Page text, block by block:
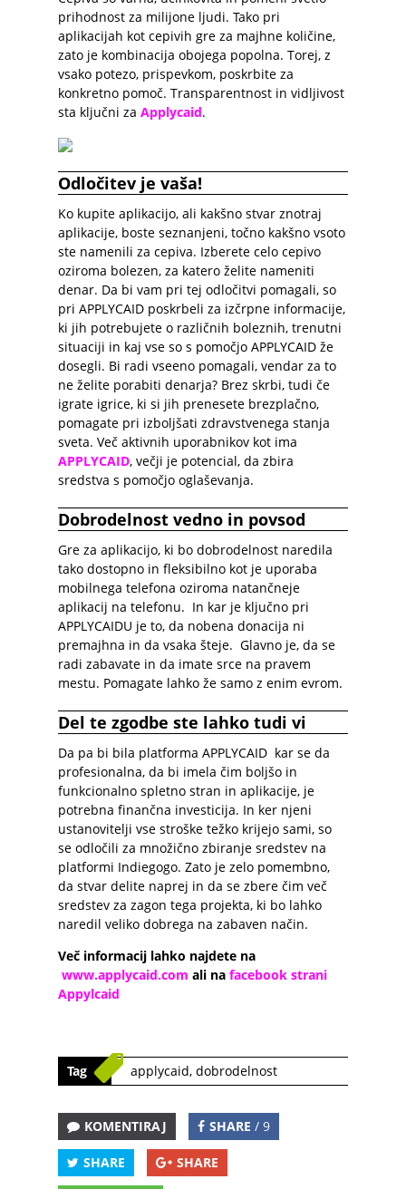
prihodnost za milijone ljudi. Tako pri
aplikacijah kot cepivih gre za majhne količine,
zato je kombinacija obojega popolna. Torej, z
vsako potezo, prispevkom, poskrbite za
konkretno pomoč. Transparentnost in vidljivost
sta ključni za Applycaid.
Odločitev je vaša!
Ko kupite aplikacijo, ali kakšno stvar znotraj
aplikacije, boste seznanjeni, točno kakšno vsoto
ste namenili za cepiva. Izberete celo cepivo
oziroma bolezen, za katero želite nameniti
denar. Da bi vam pri tej odločitvi pomagali, so
pri APPLYCAID poskrbeli za izčrpne informacije,
ki jih potrebujete o različnih boleznih, trenutni
situaciji in kaj vse so s pomočjo APPLYCAID že
dosegli. Bi radi vseeno pomagali, vendar za to
ne želite porabiti denarja? Brez skrbi, tudi če
igrate igrice, ki si jih prenesete brezplačno,
pomagate pri izboljšati zdravstvenega stanja
sveta. Več aktivnih uporabnikov kot ima
APPLYCAID, večji je potencial, da zbira
sredstva s pomočjo oglaševanja.
Dobrodelnost vedno in povsod
Gre za aplikacijo, ki bo dobrodelnost naredila
tako dostopno in fleksibilno kot je uporaba
mobilnega telefona oziroma natančneje
aplikacij na telefonu. In kar je ključno pri
APPLYCAIDU je to, da nobena donacija ni
premajhna in da vsaka šteje. Glavno je, da se
radi zabavate in da imate srce na pravem
mestu. Pomagate lahko že samo z enim evrom.
Del te zgodbe ste lahko tudi vi
Da pa bi bila platforma APPLYCAID kar se da
profesionalna, da bi imela čim boljšo in
funkcionalno spletno stran in aplikacije, je
potrebna finančna investicija. In ker njeni
ustanovitelji vse stroške težko krijejo sami, so
se odločili za množično zbiranje sredstev na
platformi Indiegogo. Zato je zelo pomembno,
da stvar delite naprej in da se zbere čim več
sredstev za zagon tega projekta, ki bo lahko
naredil veliko dobrega na zabaven način.
Več informacij lahko najdete na
www.applycaid.com ali na facebook strani
Appylcaid
Tag applycaid, dobrodelnost
KOMENTIRAJ SHARE / 9
SHARE SHARE